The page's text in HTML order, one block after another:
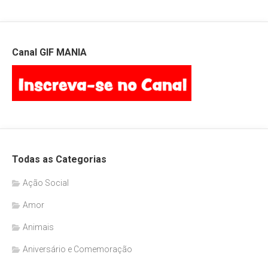
Canal GIF MANIA
Todas as Categorias
Ação Social
Amor
Animais
Aniversário e Comemoração